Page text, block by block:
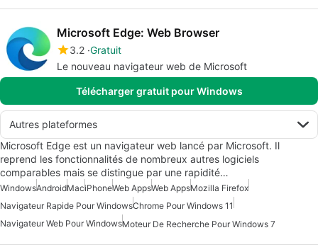
Microsoft Edge: Web Browser
3.2 Gratuit
Le nouveau navigateur web de Microsoft
Télécharger gratuit pour Windows
Autres plateformes
Microsoft Edge est un navigateur web lancé par Microsoft. Il
reprend les fonctionnalités de nombreux autres logiciels
comparables mais se distingue par une rapidité…
WindowsAndroidMaciPhoneWeb AppsWeb AppsMozilla Firefox
Navigateur Rapide Pour WindowsChrome Pour Windows 11
Navigateur Web Pour WindowsMoteur De Recherche Pour Windows 7